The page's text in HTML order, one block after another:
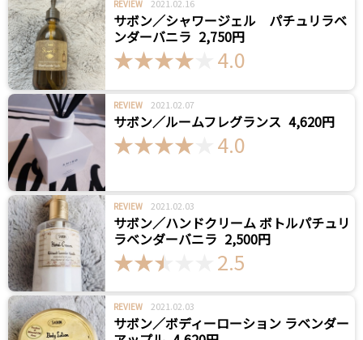
REVIEW 2021.02.16
サボン／シャワージェル パチュリラベ
ンダーバニラ 2,750円
4.0
REVIEW 2021.02.07
サボン／ルームフレグランス 4,620円
4.0
REVIEW 2021.02.03
サボン／ハンドクリーム ボトルパチュリ
ラベンダーバニラ 2,500円
2.5
REVIEW 2021.02.03
サボン／ボディーローション ラベンダー